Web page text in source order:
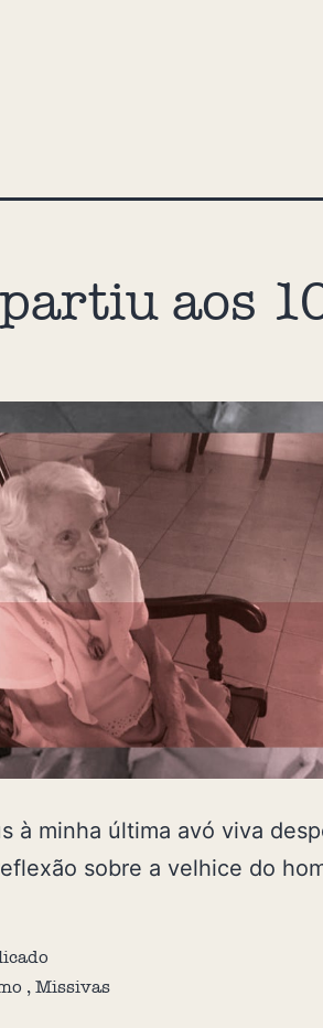
aos
à minha última avó viva
sobre a velhice do
, Missivas